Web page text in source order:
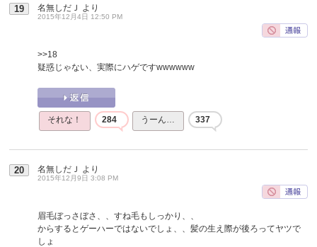
19 名無しだＪ より
2015年12月4日 12:50 PM
>>18
疑惑じゃない、実際にハゲですwwwwww
それな！ 284 うーん… 337
20 名無しだＪ より
2015年12月9日 3:08 PM
眉毛ぼっさぼさ、、すね毛もしっかり、、
からするとゲーハーではないでしょ、、髪の生え際が後ろってヤツで
しょ